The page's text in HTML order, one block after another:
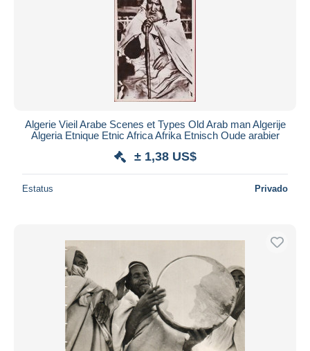
Algerie Vieil Arabe Scenes et Types Old Arab man Algerije
Algeria Etnique Etnic Africa Afrika Etnisch Oude arabier
± 1,38 US$
Estatus Privado